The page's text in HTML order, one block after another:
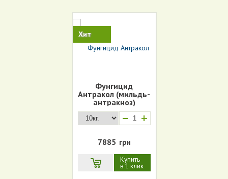
Хит
Фунгицид
Антракол (мильдь-
антракноз)
+
7885 грн
Купить
в 1 клик